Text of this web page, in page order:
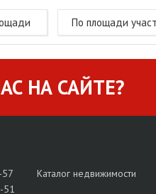
По площади
НА САЙТЕ?
51
Каталог недвижимости